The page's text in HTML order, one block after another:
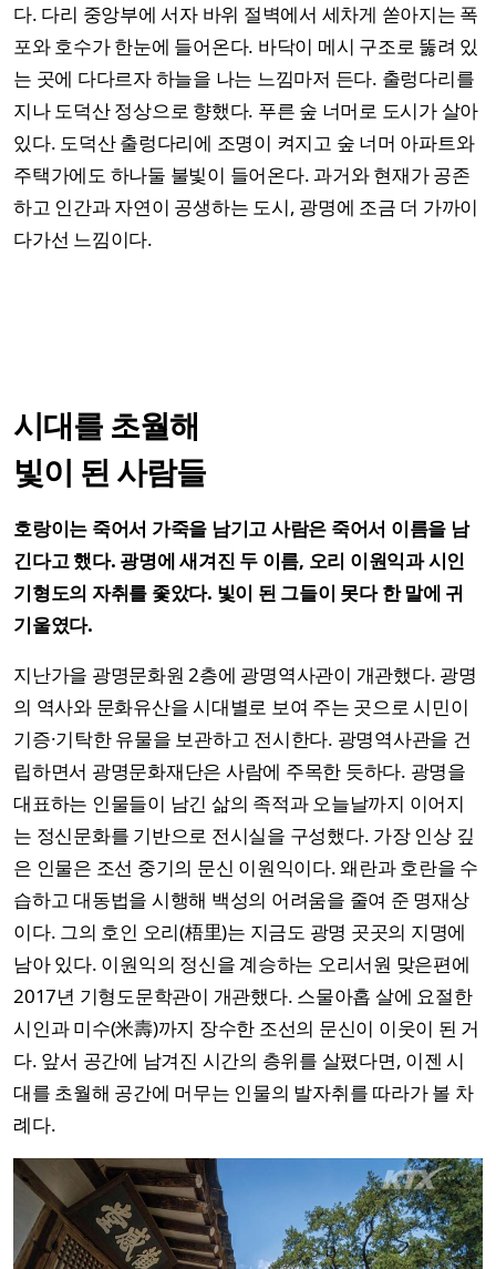
다. 다리 중앙부에 서자 바위 절벽에서 세차게 쏟아지는 폭
포와 호수가 한눈에 들어온다. 바닥이 메시 구조로 뚫려 있
는 곳에 다다르자 하늘을 나는 느낌마저 든다. 출렁다리를
지나 도덕산 정상으로 향했다. 푸른 숲 너머로 도시가 살아
있다. 도덕산 출렁다리에 조명이 켜지고 숲 너머 아파트와
주택가에도 하나둘 불빛이 들어온다. 과거와 현재가 공존
하고 인간과 자연이 공생하는 도시, 광명에 조금 더 가까이
다가선 느낌이다.
시대를 초월해
빛이 된 사람들
호랑이는 죽어서 가죽을 남기고 사람은 죽어서 이름을 남
긴다고 했다. 광명에 새겨진 두 이름, 오리 이원익과 시인
기형도의 자취를 좇았다. 빛이 된 그들이 못다 한 말에 귀
기울였다.
지난가을 광명문화원 2층에 광명역사관이 개관했다. 광명
의 역사와 문화유산을 시대별로 보여 주는 곳으로 시민이
기증·기탁한 유물을 보관하고 전시한다. 광명역사관을 건
립하면서 광명문화재단은 사람에 주목한 듯하다. 광명을
대표하는 인물들이 남긴 삶의 족적과 오늘날까지 이어지
는 정신문화를 기반으로 전시실을 구성했다. 가장 인상 깊
은 인물은 조선 중기의 문신 이원익이다. 왜란과 호란을 수
습하고 대동법을 시행해 백성의 어려움을 줄여 준 명재상
이다. 그의 호인 오리(梧里)는 지금도 광명 곳곳의 지명에
남아 있다. 이원익의 정신을 계승하는 오리서원 맞은편에
2017년 기형도문학관이 개관했다. 스물아홉 살에 요절한
시인과 미수(米壽)까지 장수한 조선의 문신이 이웃이 된 거
다. 앞서 공간에 남겨진 시간의 층위를 살폈다면, 이젠 시
대를 초월해 공간에 머무는 인물의 발자취를 따라가 볼 차
례다.